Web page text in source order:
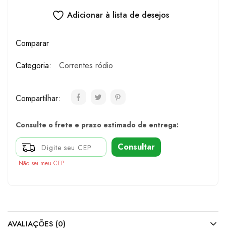
Adicionar à lista de desejos
Comparar
Categoria:
Correntes ródio
Compartilhar:
Consulte o frete e prazo estimado de entrega:
Consultar
Não sei meu CEP
AVALIAÇÕES (0)